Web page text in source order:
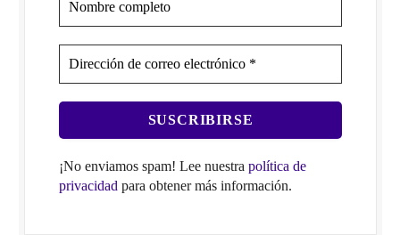
¡No enviamos spam! Lee nuestra política de
privacidad para obtener más información.